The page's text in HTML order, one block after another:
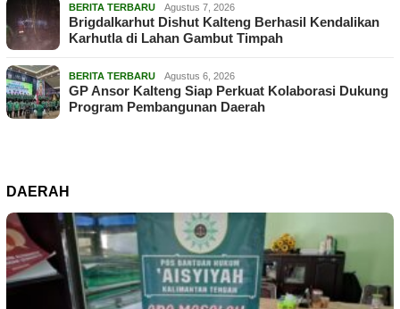
BERITA TERBARU Agustus 7, 2026
Brigdalkarhut Dishut Kalteng Berhasil Kendalikan
Karhutla di Lahan Gambut Timpah
BERITA TERBARU Agustus 6, 2026
GP Ansor Kalteng Siap Perkuat Kolaborasi Dukung
Program Pembangunan Daerah
DAERAH